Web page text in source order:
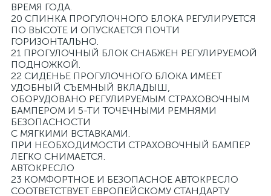
ВРЕМЯ ГОДА.
20 СПИНКА ПРОГУЛОЧНОГО БЛОКА РЕГУЛИРУЕТСЯ
ПО ВЫСОТЕ И ОПУСКАЕТСЯ ПОЧТИ
ГОРИЗОНТАЛЬНО.
21 ПРОГУЛОЧНЫЙ БЛОК СНАБЖЕН РЕГУЛИРУЕМОЙ
ПОДНОЖКОЙ.
22 СИДЕНЬЕ ПРОГУЛОЧНОГО БЛОКА ИМЕЕТ
УДОБНЫЙ СЪЕМНЫЙ ВКЛАДЫШ,
ОБОРУДОВАНО РЕГУЛИРУЕМЫМ СТРАХОВОЧНЫМ
БАМПЕРОМ И 5-ТИ ТОЧЕЧНЫМИ РЕМНЯМИ
БЕЗОПАСНОСТИ
С МЯГКИМИ ВСТАВКАМИ.
ПРИ НЕОБХОДИМОСТИ СТРАХОВОЧНЫЙ БАМПЕР
ЛЕГКО СНИМАЕТСЯ.
АВТОКРЕСЛО
23 КОМФОРТНОЕ И БЕЗОПАСНОЕ АВТОКРЕСЛО
СООТВЕТСТВУЕТ ЕВРОПЕЙСКОМУ СТАНДАРТУ